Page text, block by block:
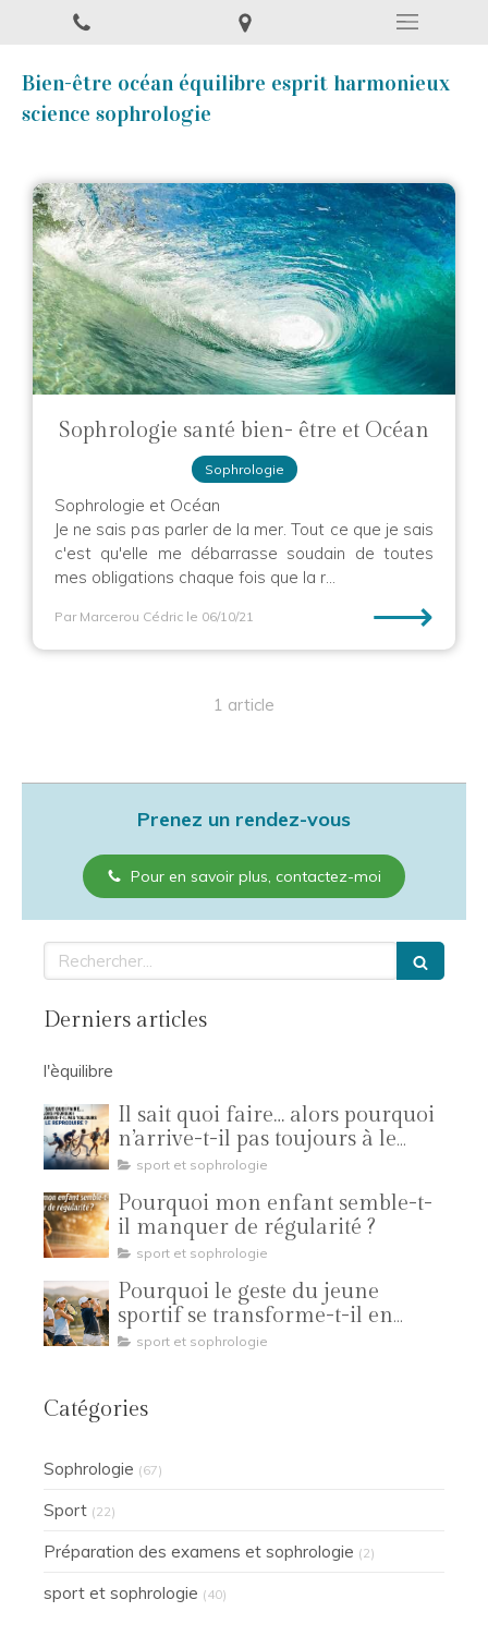
Bien-être océan équilibre esprit harmonieux
science sophrologie
Sophrologie santé bien- être et Océan
Sophrologie
Sophrologie et Océan
Je ne sais pas parler de la mer. Tout ce que je sais
c'est qu'elle me débarrasse soudain de toutes
mes obligations chaque fois que la r...
Par Marcerou Cédric le 06/10/21 ⟶
1 article
Prenez un rendez-vous
Pour en savoir plus, contactez-moi
Rechercher
Derniers articles
l'èquilibre
Il sait quoi faire… alors pourquoi
n’arrive-t-il pas toujours à le
reproduire ?
sport et sophrologie
Pourquoi mon enfant semble-t-
il manquer de régularité ?
sport et sophrologie
Pourquoi le geste du jeune
sportif se transforme-t-il en
compétition ?
sport et sophrologie
Catégories
Sophrologie (67)
Sport (22)
Préparation des examens et sophrologie (2)
sport et sophrologie (40)